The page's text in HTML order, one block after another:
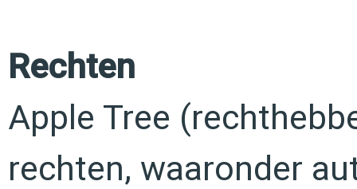
Rechten
Apple Tree
rechten, waaronder